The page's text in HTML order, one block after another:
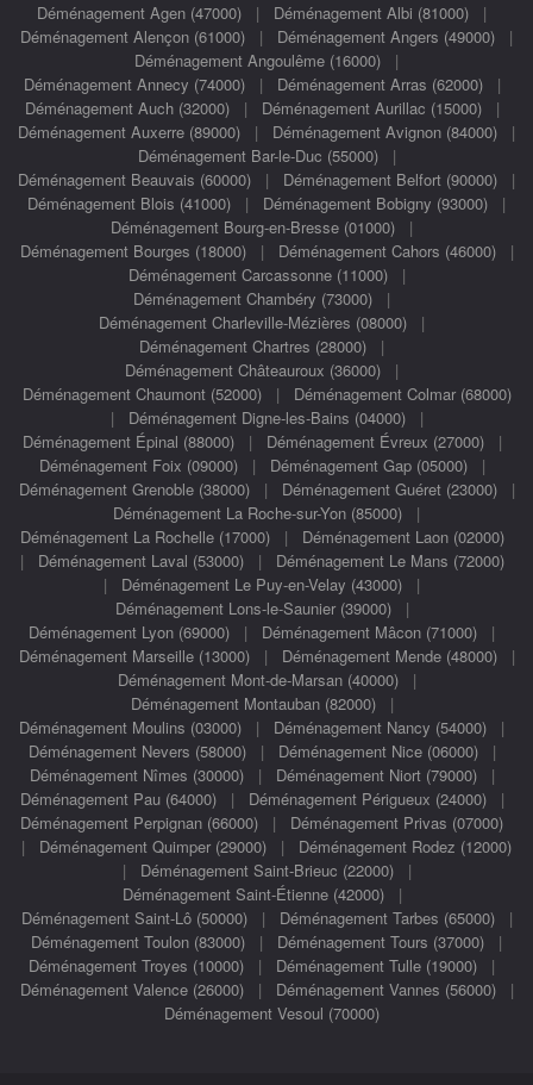
Déménagement Agen (47000) | Déménagement Albi (81000) |
Déménagement Alençon (61000) | Déménagement Angers (49000) |
Déménagement Angoulême (16000) |
Déménagement Annecy (74000)| Déménagement Arras (62000)|
Déménagement Auch (32000)| Déménagement Aurillac (15000)|
Déménagement Auxerre (89000) | Déménagement Avignon (84000) |
Déménagement Bar-le-Duc (55000)|
Déménagement Beauvais (60000) | Déménagement Belfort (90000) |
Déménagement Blois (41000) | Déménagement Bobigny (93000) |
Déménagement Bourg-en-Bresse (01000) |
Déménagement Bourges (18000)| Déménagement Cahors (46000)|
Déménagement Carcassonne (11000)|
Déménagement Chambéry (73000) |
Déménagement Charleville-Mézières (08000) |
Déménagement Chartres (28000) |
Déménagement Châteauroux (36000) |
Déménagement Chaumont (52000)| Déménagement Colmar (68000)
| Déménagement Digne-les-Bains (04000)|
Déménagement Épinal (88000)| Déménagement Évreux (27000)|
Déménagement Foix (09000)| Déménagement Gap (05000)|
Déménagement Grenoble (38000)| Déménagement Guéret (23000)|
Déménagement La Roche-sur-Yon (85000) |
Déménagement La Rochelle (17000)| Déménagement Laon (02000)
| Déménagement Laval (53000)| Déménagement Le Mans (72000)
| Déménagement Le Puy-en-Velay (43000) |
Déménagement Lons-le-Saunier (39000)|
Déménagement Lyon (69000) | Déménagement Mâcon (71000) |
Déménagement Marseille (13000)| Déménagement Mende (48000)|
Déménagement Mont-de-Marsan (40000)|
Déménagement Montauban (82000)|
Déménagement Moulins (03000) | Déménagement Nancy (54000) |
Déménagement Nevers (58000)| Déménagement Nice (06000)|
Déménagement Nîmes (30000)| Déménagement Niort (79000)|
Déménagement Pau (64000)| Déménagement Périgueux (24000)|
Déménagement Perpignan (66000) | Déménagement Privas (07000)
| Déménagement Quimper (29000) | Déménagement Rodez (12000)
| Déménagement Saint-Brieuc (22000)|
Déménagement Saint-Étienne (42000)|
Déménagement Saint-Lô (50000)| Déménagement Tarbes (65000)|
Déménagement Toulon (83000) | Déménagement Tours (37000) |
Déménagement Troyes (10000) | Déménagement Tulle (19000) |
Déménagement Valence (26000)| Déménagement Vannes (56000)|
Déménagement Vesoul (70000)